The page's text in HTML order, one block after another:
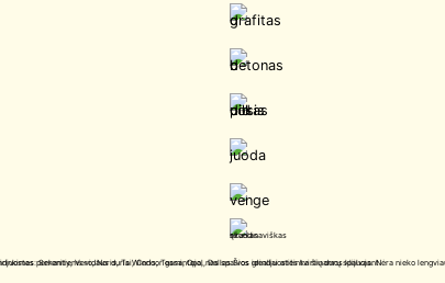
renkantis vidaus duris iš karto galite išsirinkti savo pasirinktos durų spalvos grindjuostes. Vidaus durų modeliai, kuriems be problemų galite pritaikyti grindjuostes: Serenity, Vero, Noris, Tai, Ceris, Tessa, Opal, Dallas.Šios grindjuostės tvirtinamos klijuojant.